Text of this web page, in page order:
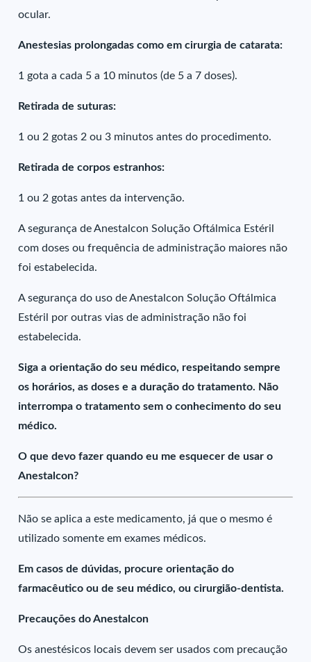
ocular.
Anestesias prolongadas como em cirurgia de catarata:
1 gota a cada 5 a 10 minutos (de 5 a 7 doses).
Retirada de suturas:
1 ou 2 gotas 2 ou 3 minutos antes do procedimento.
Retirada de corpos estranhos:
1 ou 2 gotas antes da intervenção.
A segurança de Anestalcon Solução Oftálmica Estéril
com doses ou frequência de administração maiores não
foi estabelecida.
A segurança do uso de Anestalcon Solução Oftálmica
Estéril por outras vias de administração não foi
estabelecida.
Siga a orientação do seu médico, respeitando sempre
os horários, as doses e a duração do tratamento. Não
interrompa o tratamento sem o conhecimento do seu
médico.
O que devo fazer quando eu me esquecer de usar o
Anestalcon?
Não se aplica a este medicamento, já que o mesmo é
utilizado somente em exames médicos.
Em casos de dúvidas, procure orientação do
farmacêutico ou de seu médico, ou cirurgião-dentista.
Precauções do Anestalcon
Os anestésicos locais devem ser usados com precaução